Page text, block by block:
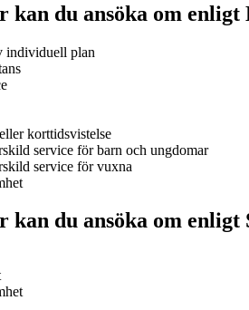
kan du ansöka om enligt
individuell plan
korttidsvistelse
service för barn och ungdomar
service för vuxna
kan du ansöka om enligt